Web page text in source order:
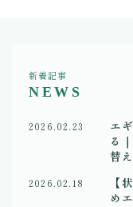
新着記事
NEWS
エ
る
替
2026.02.23
【
め
2026.02.18